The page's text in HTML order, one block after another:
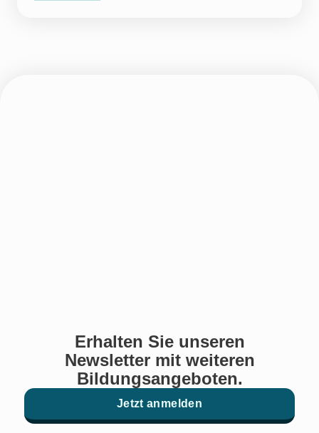
Erhalten Sie unseren
Newsletter mit weiteren
Bildungsangeboten.
Jetzt anmelden